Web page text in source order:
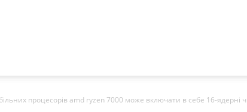
процесорів amd ryzen 7000 може включати в себе 16-ядерні